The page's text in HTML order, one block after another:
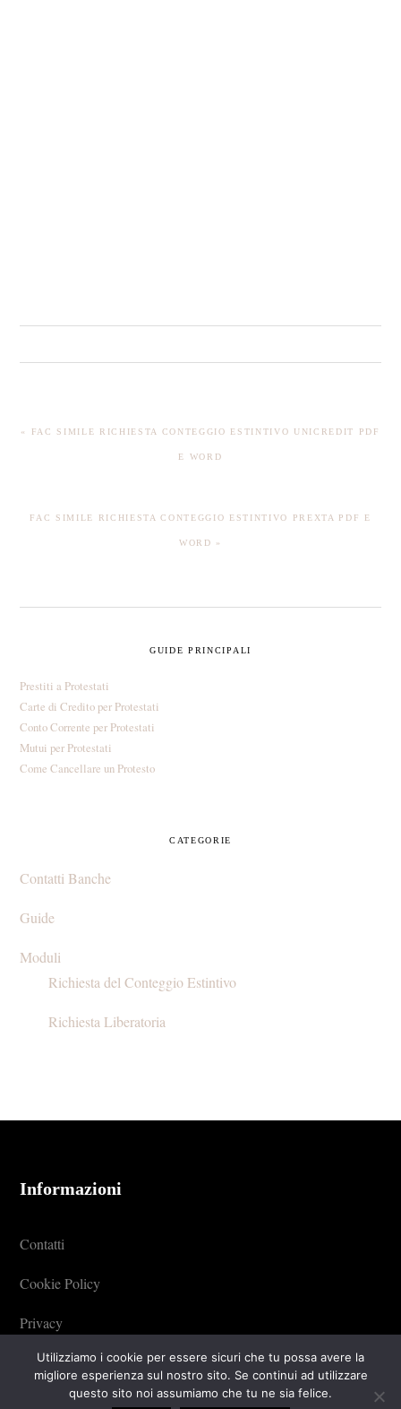
POST:
« FAC SIMILE RICHIESTA CONTEGGIO ESTINTIVO UNICREDIT​ PDF
E WORD
POST:
FAC SIMILE RICHIESTA CONTEGGIO ESTINTIVO PREXTA PDF E
WORD »
SIDEBAR
GUIDE PRINCIPALI
Prestiti a Protestati
Carte di Credito per Protestati
Conto Corrente per Protestati
Mutui per Protestati
Come Cancellare un Protesto
CATEGORIE
Contatti Banche
Guide
Moduli
Richiesta del Conteggio Estintivo
Richiesta Liberatoria
FOOTER
Informazioni
Contatti
Cookie Policy
Privacy
Utilizziamo i cookie per essere sicuri che tu possa avere la
migliore esperienza sul nostro sito. Se continui ad utilizzare
questo sito noi assumiamo che tu ne sia felice.